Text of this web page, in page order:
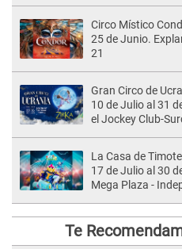
Circo Místico
25 de Junio.
21
Gran Circo de
10 de Julio al 31
el Jockey Club-
La Casa de
17 de Julio al 30
Mega Plaza -
Te